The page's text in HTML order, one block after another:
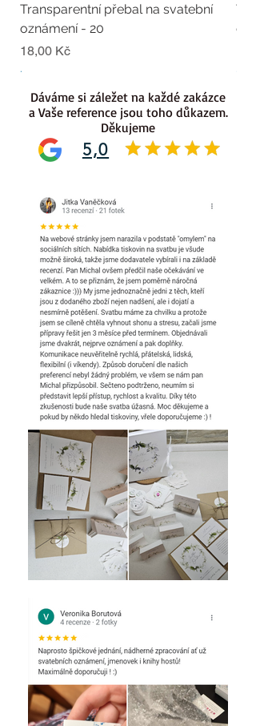
Transparentní přebal na svatební
oznámení - 20
Cena
18,00 Kč
.
5,0
Dáváme si záležet na každé zakázce
a Vaše reference jsou toho důkazem.
Děkujeme